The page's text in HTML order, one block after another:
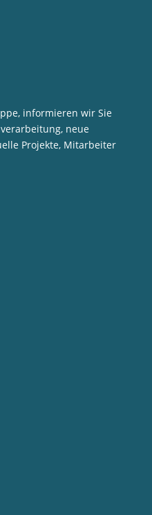
informieren wir Sie
neue
Projekte, Mitarbeiter